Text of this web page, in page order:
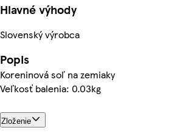
Hlavné výhody
Slovenský výrobca
Popis
Koreninová soľ na zemiaky
Veľkosť balenia: 0.03kg
Zloženie